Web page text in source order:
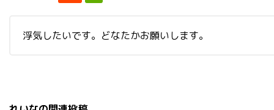
浮気したいです。どなたかお願いします。